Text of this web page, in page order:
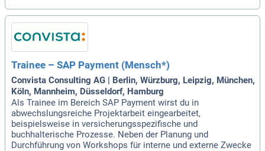
Trainee – SAP Payment (Mensch*)
Convista Consulting AG | Berlin, Würzburg, Leipzig, München,
Köln, Mannheim, Düsseldorf, Hamburg
Als Trainee im Bereich SAP Payment wirst du in
abwechslungsreiche Projektarbeit eingearbeitet,
beispielsweise in versicherungsspezifische und
buchhalterische Prozesse. Neben der Planung und
Durchführung von Workshops für interne und externe Zwecke